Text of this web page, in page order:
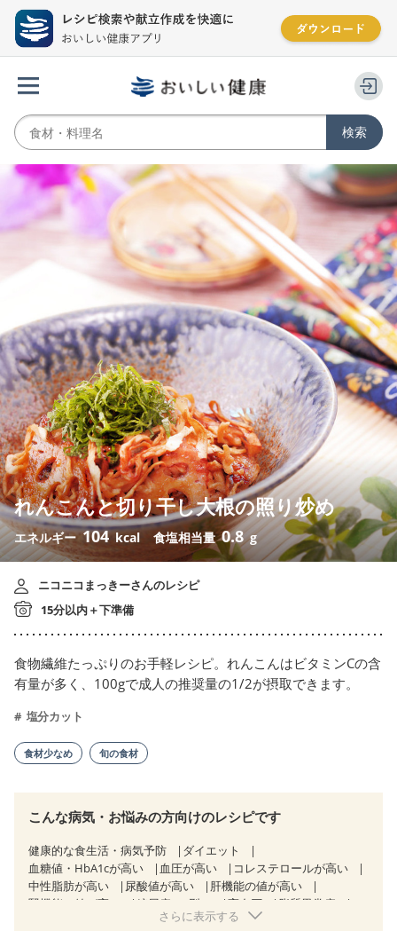
れんこんと切り干し大根の照り炒め
エネルギー104 kcal 食塩相当量0.8 g
ニコニコまっきーさんのレシピ
15分以内＋下準備
食物繊維たっぷりのお手軽レシピ。れんこんはビタミンCの含
有量が多く、100gで成人の推奨量の1/2が摂取できます。
塩分カット
食材少なめ 旬の食材
こんな病気・お悩みの方向けのレシピです
健康的な食生活・病気予防
ダイエット
血糖値・HbA1cが高い
血圧が高い
コレステロールが高い
中性脂肪が高い
尿酸値が高い
肝機能の値が高い
腎機能の値が高い
糖尿病（2型） 高血圧
脂質異常症
狭心症 心筋梗塞
さらに表示する